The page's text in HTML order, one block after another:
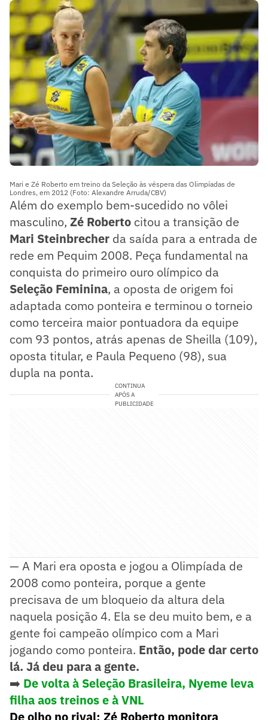
Mari e Zé Roberto em treino da Seleção às véspera das Olimpíadas de
Londres, em 2012 (Foto: Alexandre Arruda/CBV)
Além do exemplo bem-sucedido no vôlei
masculino, Zé Roberto citou a transição de
Mari Steinbrecher da saída para a entrada de
rede em Pequim 2008. Peça fundamental na
conquista do primeiro ouro olímpico da
Seleção Feminina, a oposta de origem foi
adaptada como ponteira e terminou o torneio
como terceira maior pontuadora da equipe
com 93 pontos, atrás apenas de Sheilla (109),
oposta titular, e Paula Pequeno (98), sua
dupla na ponta.
CONTINUA
APÓS A
PUBLICIDADE
— A Mari era oposta e jogou a Olimpíada de
2008 como ponteira, porque a gente
precisava de um bloqueio da altura dela
naquela posição 4. Ela se deu muito bem, e a
gente foi campeão olímpico com a Mari
jogando como ponteira. Então, pode dar certo
lá. Já deu para a gente.
➡️ De volta à Seleção Brasileira, Nyeme leva
filha aos treinos e à VNL
De olho no rival: Zé Roberto monitora